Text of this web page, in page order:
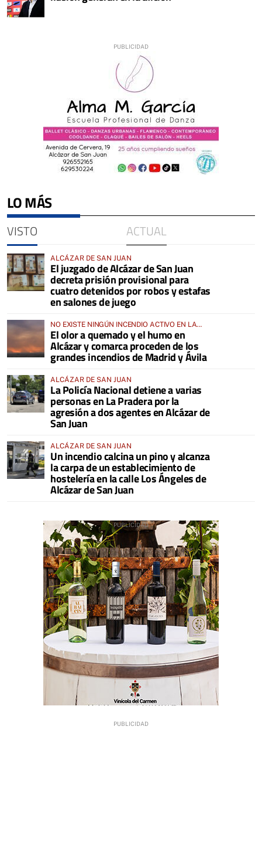
LO MÁS
VISTO ACTUAL
ALCÁZAR DE SAN JUAN
El juzgado de Alcázar de San Juan
decreta prisión provisional para
cuatro detenidos por robos y estafas
en salones de juego
NO EXISTE NINGÚN INCENDIO ACTIVO EN LA
COMARCA
El olor a quemado y el humo en
Alcázar y comarca proceden de los
grandes incendios de Madrid y Ávila
ALCÁZAR DE SAN JUAN
La Policía Nacional detiene a varias
personas en La Pradera por la
agresión a dos agentes en Alcázar de
San Juan
ALCÁZAR DE SAN JUAN
Un incendio calcina un pino y alcanza
la carpa de un establecimiento de
hostelería en la calle Los Ángeles de
Alcázar de San Juan